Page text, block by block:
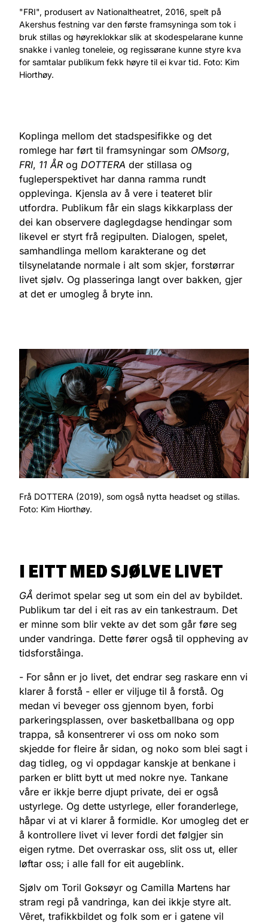
"FRI", produsert av Nationaltheatret, 2016, spelt på
Akershus festning var den første framsyninga som tok i
bruk stillas og høyreklokkar slik at skodespelarane kunne
snakke i vanleg toneleie, og regissørane kunne styre kva
for samtalar publikum fekk høyre til ei kvar tid. Foto: Kim
Hiorthøy.
Koplinga mellom det stadspesifikke og det
romlege har ført til framsyningar som OMsorg,
FRI, 11 ÅR og DOTTERA der stillasa og
fugleperspektivet har danna ramma rundt
opplevinga. Kjensla av å vere i teateret blir
utfordra. Publikum får ein slags kikkarplass der
dei kan observere daglegdagse hendingar som
likevel er styrt frå regipulten. Dialogen, spelet,
samhandlinga mellom karakterane og det
tilsynelatande normale i alt som skjer, forstørrar
livet sjølv. Og plasseringa langt over bakken, gjer
at det er umogleg å bryte inn.
Frå DOTTERA (2019), som også nytta headset og stillas.
Foto: Kim Hiorthøy.
I EITT MED SJØLVE LIVET
GÅ derimot spelar seg ut som ein del av bybildet.
Publikum tar del i eit ras av ein tankestraum. Det
er minne som blir vekte av det som går føre seg
under vandringa. Dette fører også til oppheving av
tidsforståinga.
- For sånn er jo livet, det endrar seg raskare enn vi
klarer å forstå - eller er viljuge til å forstå. Og
medan vi beveger oss gjennom byen, forbi
parkeringsplassen, over basketballbana og opp
trappa, så konsentrerer vi oss om noko som
skjedde for fleire år sidan, og noko som blei sagt i
dag tidleg, og vi oppdagar kanskje at benkane i
parken er blitt bytt ut med nokre nye. Tankane
våre er ikkje berre djupt private, dei er også
ustyrlege. Og dette ustyrlege, eller foranderlege,
håpar vi at vi klarer å formidle. Kor umogleg det er
å kontrollere livet vi lever fordi det følgjer sin
eigen rytme. Det overraskar oss, slit oss ut, eller
løftar oss; i alle fall for eit augeblink.
Sjølv om Toril Goksøyr og Camilla Martens har
stram regi på vandringa, kan dei ikkje styre alt.
Vêret, trafikkbildet og folk som er i gatene vil